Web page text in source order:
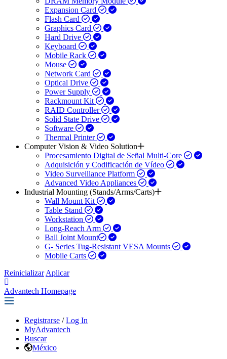
Expansion Card
Flash Card
Graphics Card
Hard Drive
Keyboard
Mobile Rack
Mouse
Network Card
Optical Drive
Power Supply
Rackmount Kit
RAID Controller
Solid State Drive
Software
Thermal Printer
Computer Vision & Video Solution
Procesamiento Digital de Señal Multi-Core
Adquisición y Codificación de Vídeo
Video Surveillance Platform
Advanced Video Appliances
Industrial Mounting (Stands/Arms/Carts)
Wall Mount Kit
Table Stand
Workstation
Long-Reach Arm
Ball Joint Mount​
G- Series Tug-Resistant VESA Mounts
Mobile Carts
Reinicializar Aplicar
Advantech Homepage
Registrarse / Log In
MyAdvantech
Buscar
México